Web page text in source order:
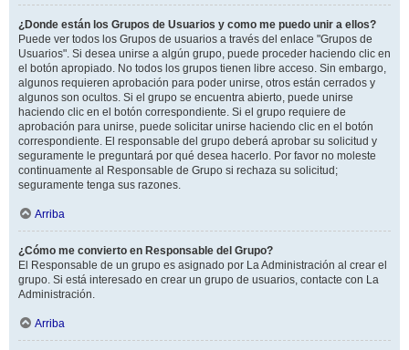
¿Donde están los Grupos de Usuarios y como me puedo unir a ellos?
Puede ver todos los Grupos de usuarios a través del enlace "Grupos de
Usuarios". Si desea unirse a algún grupo, puede proceder haciendo clic en
el botón apropiado. No todos los grupos tienen libre acceso. Sin embargo,
algunos requieren aprobación para poder unirse, otros están cerrados y
algunos son ocultos. Si el grupo se encuentra abierto, puede unirse
haciendo clic en el botón correspondiente. Si el grupo requiere de
aprobación para unirse, puede solicitar unirse haciendo clic en el botón
correspondiente. El responsable del grupo deberá aprobar su solicitud y
seguramente le preguntará por qué desea hacerlo. Por favor no moleste
continuamente al Responsable de Grupo si rechaza su solicitud;
seguramente tenga sus razones.
Arriba
¿Cómo me convierto en Responsable del Grupo?
El Responsable de un grupo es asignado por La Administración al crear el
grupo. Si está interesado en crear un grupo de usuarios, contacte con La
Administración.
Arriba